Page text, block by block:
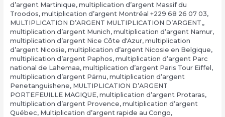
d’argent Martinique, multiplication d’argent Massif du
Troodos, multiplication d’argent Montréal +229 68 26 07 03,
MULTIPLICATION D’ARGENT MULTIPLICATION D’ARGENT,,
multiplication d’argent Munich, multiplication d’argent Namur,
multiplication d’argent Nice Côte d'Azur, multiplication
d’argent Nicosie, multiplication d’argent Nicosie en Belgique,
multiplication d’argent Paphos, multiplication d’argent Parc
national de Lahemaa, multiplication d’argent Paris Tour Eiffel,
multiplication d’argent Pärnu, multiplication d’argent
Penetanguishene, MULTIPLICATION D’ARGENT
PORTEFEUILLE MAGIQUE, multiplication d’argent Protaras,
multiplication d’argent Provence, multiplication d’argent
Québec, Multiplication d’argent rapide au Congo,